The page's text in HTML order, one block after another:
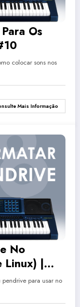
Os
colocar sons nos
Mais Informação
No
Linux) |
para usar no